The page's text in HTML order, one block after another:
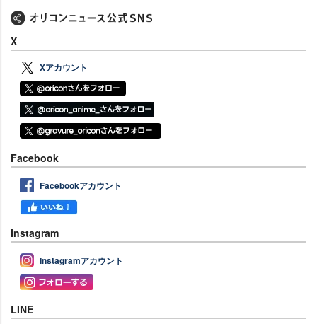
X
Xアカウント
Facebook
Facebookアカウント
Instagram
Instagramアカウント
LINE